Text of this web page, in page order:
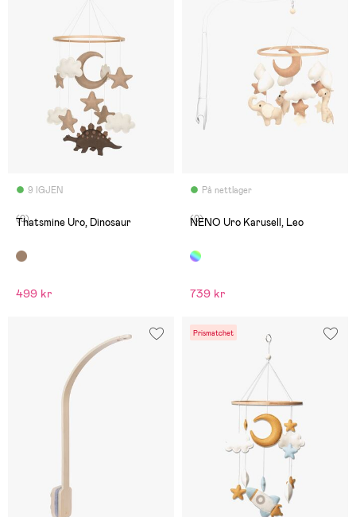
9 IGJEN
(0)
Thatsmine Uro, Dinosaur
499 kr
På nettlager
(0)
NENO Uro Karusell, Leo
739 kr
Prismatchet